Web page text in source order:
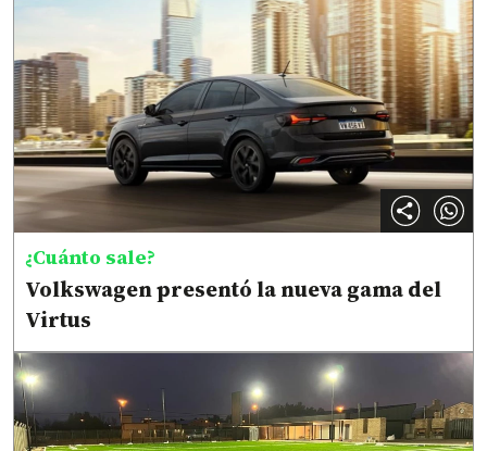
¿Cuánto sale?
Volkswagen presentó la nueva gama del
Virtus